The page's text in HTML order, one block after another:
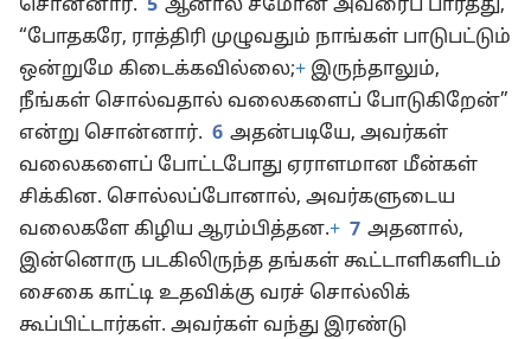
சொன்னார். 5 ஆனால் சீமோன் அவரைப் பார்த்து,
“போதகரே, ராத்திரி முழுவதும் நாங்கள் பாடுபட்டும்
ஒன்றுமே கிடைக்கவில்லை;+ இருந்தாலும்,
நீங்கள் சொல்வதால் வலைகளைப் போடுகிறேன்”
என்று சொன்னார். 6 அதன்படியே, அவர்கள்
வலைகளைப் போட்டபோது ஏராளமான மீன்கள்
சிக்கின. சொல்லப்போனால், அவர்களுடைய
வலைகளே கிழிய ஆரம்பித்தன.+ 7 அதனால்,
இன்னொரு படகிலிருந்த தங்கள் கூட்டாளிகளிடம்
சைகை காட்டி உதவிக்கு வரச் சொல்லிக்
கூப்பிட்டார்கள். அவர்கள் வந்து இரண்டு